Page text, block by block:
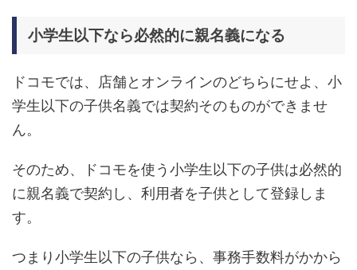
小学生以下なら必然的に親名義になる
ドコモでは、店舗とオンラインのどちらにせよ、小
学生以下の子供名義では契約そのものができませ
ん。
そのため、ドコモを使う小学生以下の子供は必然的
に親名義で契約し、利用者を子供として登録しま
す。
つまり小学生以下の子供なら、事務手数料がかから